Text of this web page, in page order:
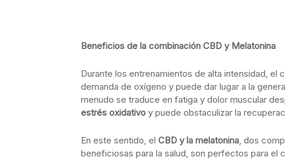
Beneficios de la combinación CBD y Melatonina
Durante los entrenamientos de alta intensidad, el
demanda de oxígeno y puede dar lugar a la
menudo se traduce en fatiga y dolor muscular
estrés oxidativo y puede obstaculizar la
En este sentido, el CBD y la melatonina, dos
beneficiosas para la salud, son perfectos para el